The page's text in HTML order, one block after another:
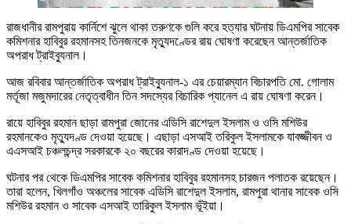
রাজধানীর রামপুরায় কার্নিশে ঝুলে থাকা তরুণকে গুলি করে হত্যার ঘটনায় ডিএমপির সাবেক
কমিশনার হাবিবুর রহমানসহ তিনজনকে মৃত্যুদণ্ডের রায় ঘোষণা করেছেন আন্তর্জাতিক
অপরাধ ট্রাইব্যুনাল।
আজ রবিবার আন্তর্জাতিক অপরাধ ট্রাইব্যুনাল-১ এর চেয়ারম্যান বিচারপতি মো. গোলাম
মর্তূজা মজুমদারের নেতৃত্বাধীন তিন সদস্যের বিচারিক প্যানেল এ রায় ঘোষণা করেন।
রায়ে হাবিবুর রহমান ছাড়া রামপুরা জোনের এডিসি রাশেদুল ইসলাম ও ওসি মশিউর
রহমানকেও মৃত্যুদণ্ড দেওয়া হয়েছে। এছাড়া এসআই তরিকুল ইসলামকে যাবজ্জীবন ও
এএসআই চঞ্চলচন্দ্র সরকারকে ২০ বছরের কারাদণ্ড দেওয়া হয়েছে।
ঘটনার পর থেকে ডিএমপির সাবেক কমিশনার হাবিবুর রহমানসহ চারজন পলাতক রয়েছেন।
তারা হলেন, খিলগাঁও অঞ্চলের সাবেক এডিসি রাশেদুল ইসলাম, রামপুরা থানার সাবেক ওসি
মশিউর রহমান ও সাবেক এসআই তারিকুল ইসলাম ভূঁইয়া।